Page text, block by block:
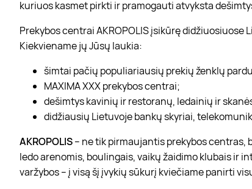
kuriuos kasmet pirkti ir pramogauti atvyksta
Prekybos centrai AKROPOLIS įsikūrę
Kiekviename jų Jūsų laukia:
šimtai pačių populiariausių prekių ženklų
MAXIMA XXX prekybos centrai;
dešimtys kavinių ir restoranų, ledainių ir
didžiausių Lietuvoje bankų skyriai,
AKROPOLIS– ne tik pirmaujantis prekybos centras,
ledo arenomis, boulingais, vaikų žaidimo klubais ir
varžybos – į visą šį įvykių sūkurį kviečiame panirti